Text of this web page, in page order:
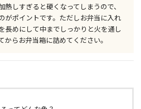
熱しすぎると硬くなってしまうので、
がポイントです。ただしお弁当に入れ
長めにして中までしっかりと火を通し
からお弁当箱に詰めてください。